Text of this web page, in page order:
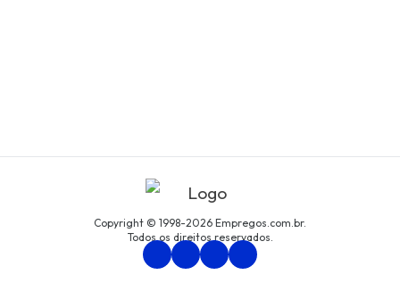
Copyright © 1998-2026 Empregos.com.br.
Todos os direitos reservados.